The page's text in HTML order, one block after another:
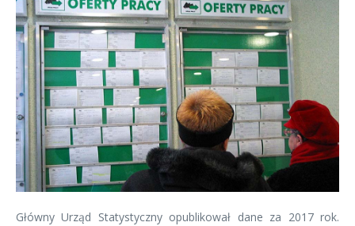
Główny Urząd Statystyczny opublikował dane za 2017 rok.